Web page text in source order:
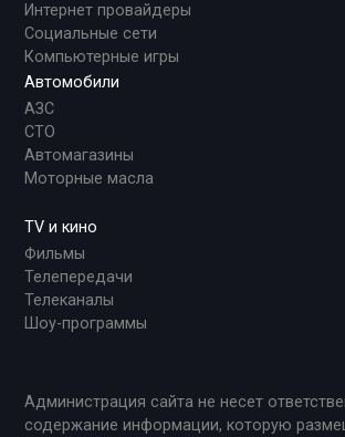
Интернет провайдеры
Социальные сети
Компьютерные игры
Автомобили
АЗС
СТО
Автомагазины
Моторные масла
TV и кино
Фильмы
Телепередачи
Телеканалы
Шоу-программы
Администрация сайта не несет
содержание информации, которую